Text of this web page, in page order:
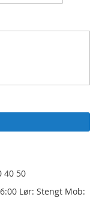
40 50
Lør: Stengt Mob: